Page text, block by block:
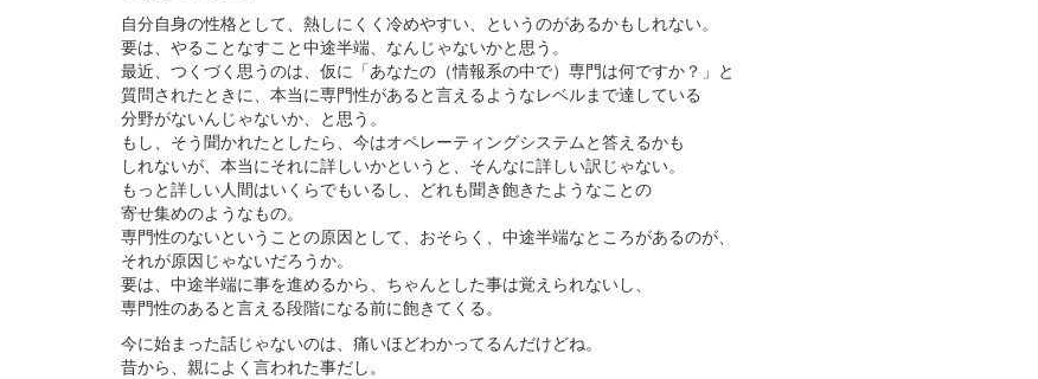
自分自身の性格として、熱しにくく冷めやすい、というのがあるかもしれない。
要は、やることなすこと中途半端、なんじゃないかと思う。
最近、つくづく思うのは、仮に「あなたの（情報系の中で）専門は何ですか？」と
質問されたときに、本当に専門性があると言えるようなレベルまで達している
分野がないんじゃないか、と思う。
もし、そう聞かれたとしたら、今はオペレーティングシステムと答えるかも
しれないが、本当にそれに詳しいかというと、そんなに詳しい訳じゃない。
もっと詳しい人間はいくらでもいるし、どれも聞き飽きたようなことの
寄せ集めのようなもの。
専門性のないということの原因として、おそらく、中途半端なところがあるのが、
それが原因じゃないだろうか。
要は、中途半端に事を進めるから、ちゃんとした事は覚えられないし、
専門性のあると言える段階になる前に飽きてくる。
今に始まった話じゃないのは、痛いほどわかってるんだけどね。
昔から、親によく言われた事だし。